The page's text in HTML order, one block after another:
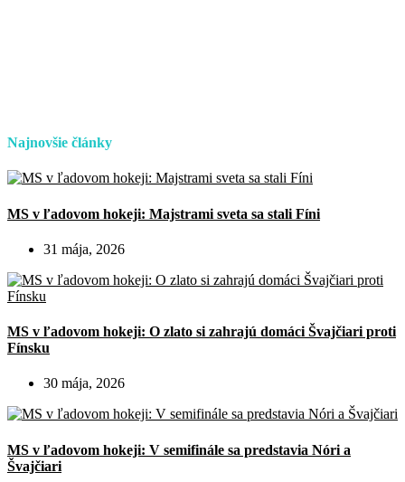
Najnovšie články
MS v ľadovom hokeji: Majstrami sveta sa stali Fíni
31 mája, 2026
MS v ľadovom hokeji: O zlato si zahrajú domáci Švajčiari proti
Fínsku
30 mája, 2026
MS v ľadovom hokeji: V semifinále sa predstavia Nóri a
Švajčiari